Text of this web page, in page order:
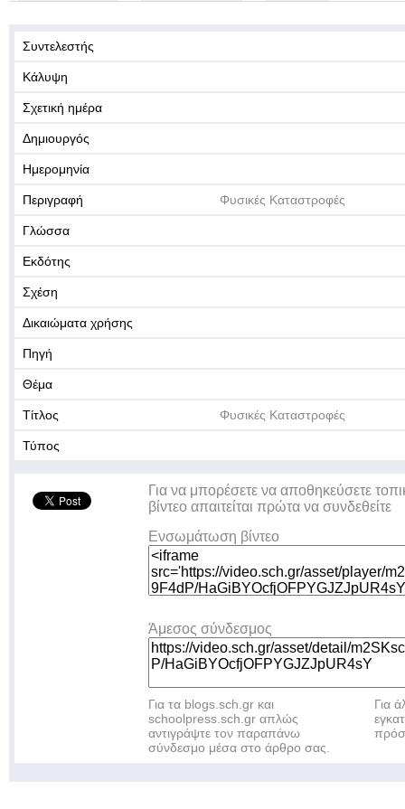
Συντελεστής
Κάλυψη
Σχετική ημέρα
Δημιουργός
Ημερομηνία
Περιγραφή Φυσικές Καταστροφές
Γλώσσα
Εκδότης
Σχέση
Δικαιώματα χρήσης
Πηγή
Θέμα
Τίτλος Φυσικές Καταστροφές
Τύπος
Για να μπορέσετε να αποθηκεύσετε
βίντεο απαιτείται πρώτα να συνδεθείτε
Ενσωμάτωση βίντεο
Άμεσος σύνδεσμος
Για τα blogs.sch.gr και
schoolpress.sch.gr απλώς
αντιγράψτε τον παραπάνω
σύνδεσμο μέσα στο άρθρο σας.
Για